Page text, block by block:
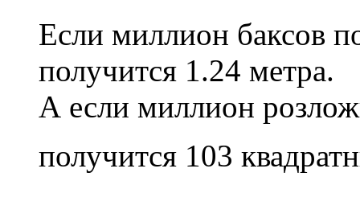
Если миллион баксов
получится 1.24 метра.
А если миллион
получится 103